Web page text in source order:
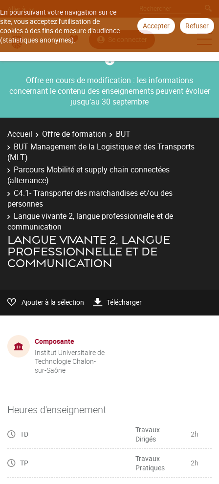
En poursuivant votre navigation sur ce
site, vous acceptez l'utilisation de
cookies à des fins de mesure d'audience
(statistiques anonymes).
Accepter Refuser
Aller à
Se connecter
Offre en cours de modification : les informations
concernant le contenu des enseignements peuvent évoluer
jusqu’au 30 septembre
Accueil Offre de formation
BUT
BUT Management de la Logistique et des Transports
(MLT)
Parcours Mobilité et supply chain connectées
(alternance)
C4.1- Transporter des marchandises et/ou des
personnes
Langue vivante 2, langue professionnelle et de
communication
LANGUE VIVANTE 2, LANGUE
PROFESSIONNELLE ET DE
COMMUNICATION
Ajouter à la sélection Télécharger
Composante
Institut Universitaire de
Technologie Chalon-
sur-Saône
Heures d'enseignement
TD
Travaux
Dirigés
2h
TP
Travaux
Pratiques
2h